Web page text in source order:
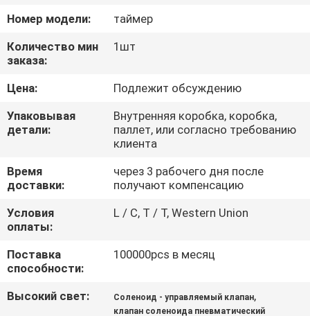
КОНТРОЛЬ
КАЧЕСТВА
СВЯЖИТЕСЬ
С
НАМИ
ЗАПРОСИТЕ
COMPANY
NEWS
Номер модели:
таймер
Количество мин
заказа:
1шт
Цена:
Подлежит обсуждению
Упаковывая
детали:
Внутренняя коробка, коробка,
паллет, или согласно требованию
клиента
Время
доставки:
через 3 рабочего дня после
получают компенсацию
Условия
оплаты:
L / C, T / T, Western Union
Поставка
способности:
100000pcs в месяц
Высокий свет: Соленоид - управляемый клапан,
клапан соленоида пневматический